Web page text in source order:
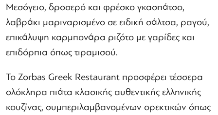
Μεσόγειο, δροσερό και φρέσκο ​​γκασπάτσο,
λαβράκι μαριναρισμένο σε ειδική σάλτσα, ραγού,
επικάλυψη καρμπονάρα ριζότο με γαρίδες και
επιδόρπια όπως τιραμισού.
Το Zorbas Greek Restaurant προσφέρει τέσσερα
ολόκληρα πιάτα κλασικής αυθεντικής ελληνικής
κουζίνας, συμπεριλαμβανομένων ορεκτικών όπως